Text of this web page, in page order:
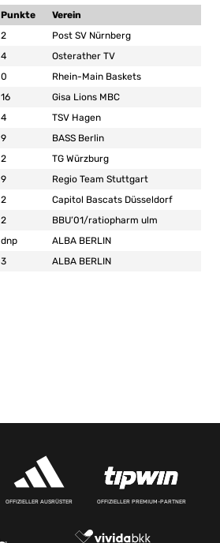
Punkte
Verein
2
Post SV Nürnberg
4
Osterather TV
0
Rhein-Main Baskets
16
Gisa Lions MBC
4
TSV Hagen
9
BASS Berlin
2
TG Würzburg
9
Regio Team Stuttgart
2
Capitol Bascats Düsseldorf
2
BBU’01/ratiopharm ulm
dnp
ALBA BERLIN
3 ALBA BERLIN
OFFIZIELLER AUSRÜSTER OFFIZIELLER PREMIUM-PARTNER